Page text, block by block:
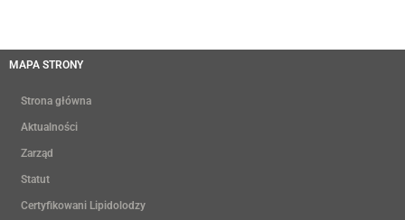
MAPA STRONY
Strona główna
Aktualności
Zarząd
Statut
Certyfikowani Lipidolodzy